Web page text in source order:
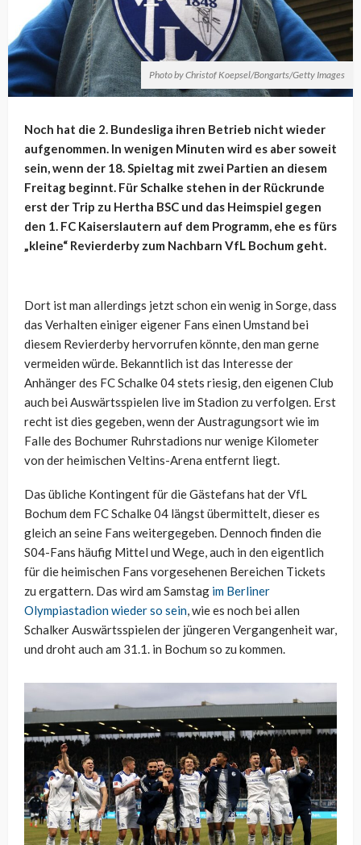
Photo by Christof Koepsel/Bongarts/Getty Images
Noch hat die 2. Bundesliga ihren Betrieb nicht wieder
aufgenommen. In wenigen Minuten wird es aber soweit
sein, wenn der 18. Spieltag mit zwei Partien an diesem
Freitag beginnt. Für Schalke stehen in der Rückrunde
erst der Trip zu Hertha BSC und das Heimspiel gegen
den 1. FC Kaiserslautern auf dem Programm, ehe es fürs
„kleine“ Revierderby zum Nachbarn VfL Bochum geht.
Dort ist man allerdings jetzt schon ein wenig in Sorge, dass
das Verhalten einiger eigener Fans einen Umstand bei
diesem Revierderby hervorrufen könnte, den man gerne
vermeiden würde. Bekanntlich ist das Interesse der
Anhänger des FC Schalke 04 stets riesig, den eigenen Club
auch bei Auswärtsspielen live im Stadion zu verfolgen. Erst
recht ist dies gegeben, wenn der Austragungsort wie im
Falle des Bochumer Ruhrstadions nur wenige Kilometer
von der heimischen Veltins-Arena entfernt liegt.
Das übliche Kontingent für die Gästefans hat der VfL
Bochum dem FC Schalke 04 längst übermittelt, dieser es
gleich an seine Fans weitergegeben. Dennoch finden die
S04-Fans häufig Mittel und Wege, auch in den eigentlich
für die heimischen Fans vorgesehenen Bereichen Tickets
zu ergattern. Das wird am Samstag im Berliner
Olympiastadion wieder so sein, wie es noch bei allen
Schalker Auswärtsspielen der jüngeren Vergangenheit war,
und droht auch am 31.1. in Bochum so zu kommen.